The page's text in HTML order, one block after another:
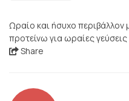
Ωραίο και ήσυχο περιβάλλον
προτείνω για ωραίες
Share